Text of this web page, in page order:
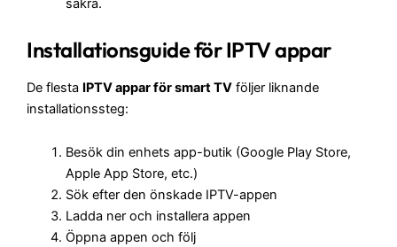
säkra.
Installationsguide för IPTV appar
De flesta IPTV appar för smart TV följer liknande
installationssteg:
Besök din enhets app-butik (Google Play Store,
Apple App Store, etc.)
Sök efter den önskade IPTV-appen
Ladda ner och installera appen
Öppna appen och följ